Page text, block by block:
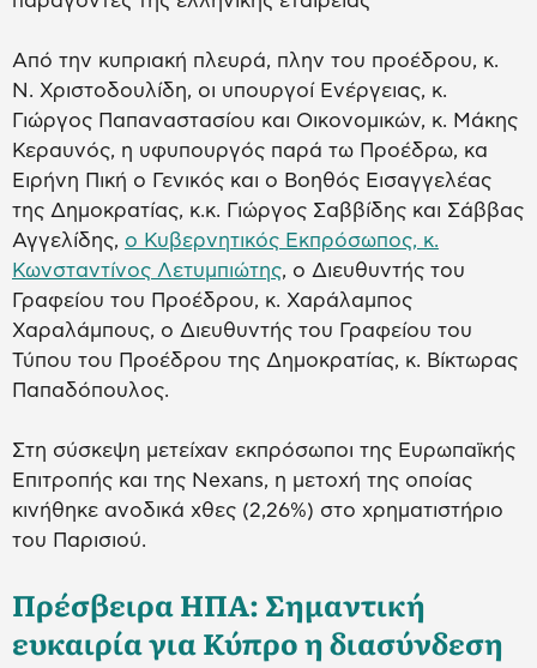
Από την κυπριακή πλευρά, πλην του προέδρου, κ.
Ν. Χριστοδουλίδη, οι υπουργοί Ενέργειας, κ.
Γιώργος Παπαναστασίου και Οικονομικών, κ. Μάκης
Κεραυνός, η υφυπουργός παρά τω Προέδρω, κα
Ειρήνη Πική ο Γενικός και ο Βοηθός Εισαγγελέας
της Δημοκρατίας, κ.κ. Γιώργος Σαββίδης και Σάββας
Αγγελίδης, ο Κυβερνητικός Εκπρόσωπος, κ.
Κωνσταντίνος Λετυμπιώτης, ο Διευθυντής του
Γραφείου του Προέδρου, κ. Χαράλαμπος
Χαραλάμπους, ο Διευθυντής του Γραφείου του
Τύπου του Προέδρου της Δημοκρατίας, κ. Βίκτωρας
Παπαδόπουλος.
Στη σύσκεψη μετείχαν εκπρόσωποι της Ευρωπαϊκής
Επιτροπής και της Nexans, η μετοχή της οποίας
κινήθηκε ανοδικά χθες (2,26%) στο χρηματιστήριο
του Παρισιού.
Πρέσβειρα ΗΠΑ: Σημαντική
ευκαιρία για Κύπρο η διασύνδεση